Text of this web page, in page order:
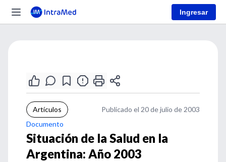
Ingresar
Artículos
Publicado el 20 de julio de 2003
Documento
Situación de la Salud en la
Argentina: Año 2003